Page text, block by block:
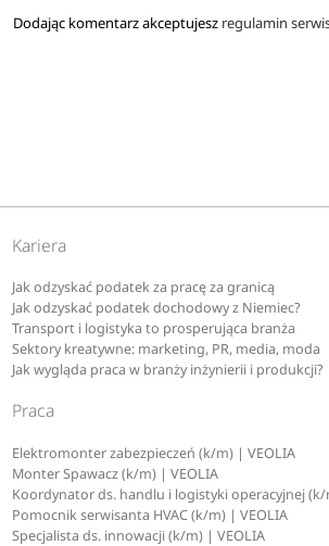
Dodając komentarz akceptujesz regulamin
Kariera
Jak odzyskać podatek za pracę za granicą
Jak odzyskać podatek dochodowy z Niemiec?
Transport i logistyka to prosperująca branża
Sektory kreatywne: marketing, PR, media, moda
Jak wygląda praca w branży inżynierii i produkcji?
Praca
Elektromonter zabezpieczeń (k/m) | VEOLIA
Monter Spawacz (k/m) | VEOLIA
Koordynator ds. handlu i logistyki operacyjnej (k/
Pomocnik serwisanta HVAC (k/m) | VEOLIA
Specjalista ds. innowacji (k/m) | VEOLIA